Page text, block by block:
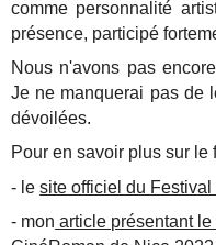
comme personnalité
présence, participé
Nous n'avons pas
Je ne manquerai pas de
dévoilées.
Pour en savoir plus sur le
- lesite officiel du
- mon article présentant le